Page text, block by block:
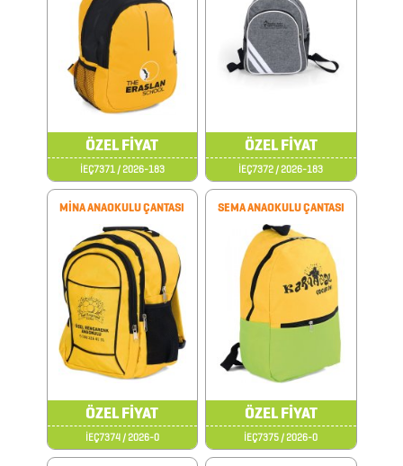
PROMOSYON
AJANDA
ÖZEL FİYAT
İEÇ7371 / 2026-183
ÖZEL FİYAT
İEÇ7372 / 2026-183
MİNA ANAOKULU ÇANTASI
ÖZEL FİYAT
İEÇ7374 / 2026-0
SEMA ANAOKULU ÇANTASI
ÖZEL FİYAT
İEÇ7375 / 2026-0